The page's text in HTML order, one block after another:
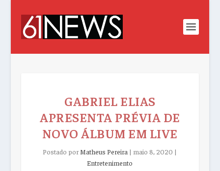
GABRIEL ELIAS
APRESENTA PRÉVIA DE
NOVO ÁLBUM EM LIVE
Postado por Matheus Pereira | maio 8, 2020 |
Entretenimento